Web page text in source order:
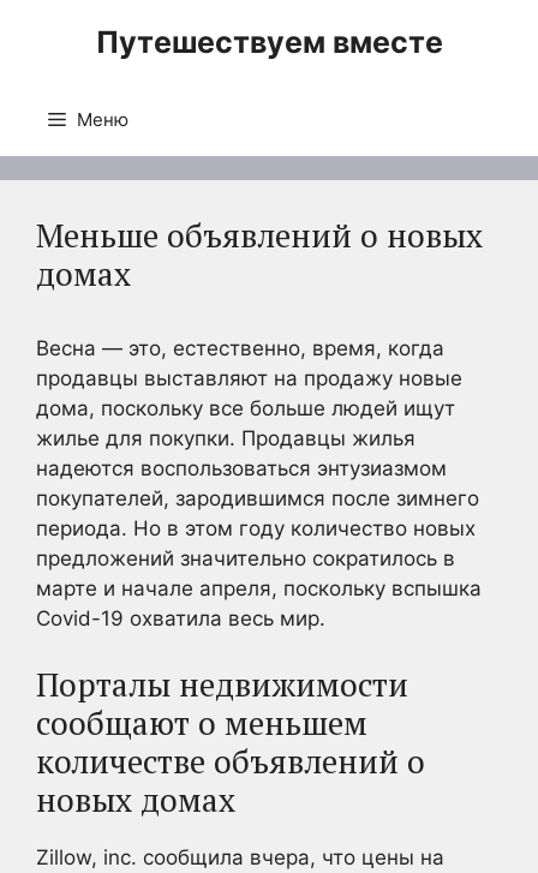
Путешествуем вместе
Меню
Меньше объявлений о новых
домах
Весна — это, естественно, время, когда
продавцы выставляют на продажу новые
дома, поскольку все больше людей ищут
жилье для покупки. Продавцы жилья
надеются воспользоваться энтузиазмом
покупателей, зародившимся после зимнего
периода. Но в этом году количество новых
предложений значительно сократилось в
марте и начале апреля, поскольку вспышка
Covid-19 охватила весь мир.
Порталы недвижимости
сообщают о меньшем
количестве объявлений о
новых домах
Zillow, inc. сообщила вчера, что цены на